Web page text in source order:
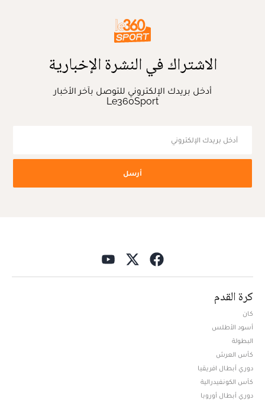
الاشتراك في النشرة الإخبارية
أدخل بريدك الإلكتروني للتوصل بآخر الأخبار
Le360Sport
أرسل
كرة القدم
كان
أسود الأطلس
البطولة
كأس العرش
دوري أبطال افريقيا
كأس الكونفيدرالية
دوري أبطال أوروبا